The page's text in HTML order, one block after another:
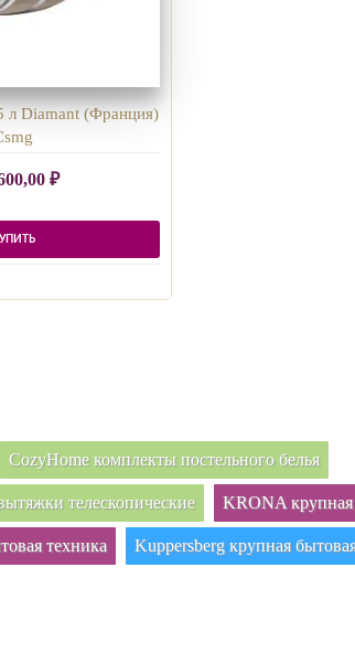
л Diamant (Франция)
₽
CozyHome комплекты постельного белья
телескопические KRONA крупная
техника Kuppersberg крупная